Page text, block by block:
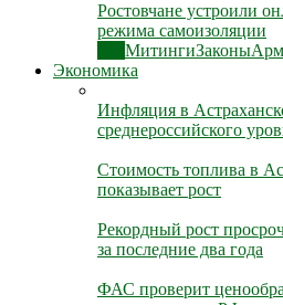
Ростовчане устроили
режима самоизоляции
МитингиЗаконы
Экономика
Инфляция в
среднероссийского
Стоимость топлива в
показывает рост
Рекордный рост
за последние два года
ФАС проверит